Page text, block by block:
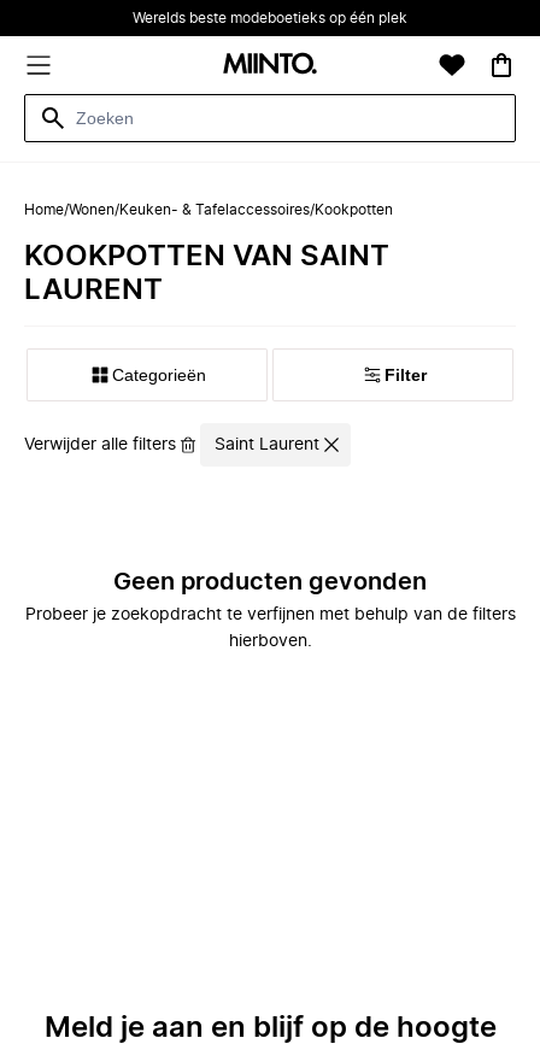
Werelds beste modeboetieks op één plek
Home/Wonen/Keuken- & Tafelaccessoires/Kookpotten
KOOKPOTTEN VAN SAINT
LAURENT
Categorieën Filter
Verwijder alle filters Saint Laurent
Geen producten gevonden
Probeer je zoekopdracht te verfijnen met behulp van de filters
hierboven.
Meld je aan en blijf op de hoogte